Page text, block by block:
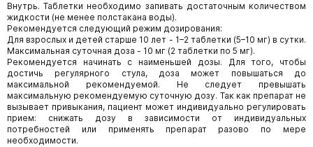
Внутрь. Таблетки необходимо запивать достаточным количеством
жидкости (не менее полстакана воды).
Рекомендуется следующий режим дозирования:
Для взрослых и детей старше 10 лет - 1–2 таблетки (5–10 мг) в сутки.
Максимальная суточная доза - 10 мг (2 таблетки по 5 мг).
Рекомендуется начинать с наименьшей дозы. Для того, чтобы
достичь регулярного стула, доза может повышаться до
максимальной рекомендуемой. Не следует превышать
максимальную рекомендуемую суточную дозу. Так как препарат не
вызывает привыкания, пациент может индивидуально регулировать
прием: снижать дозу в зависимости от индивидуальных
потребностей или применять препарат разово по мере
необходимости.